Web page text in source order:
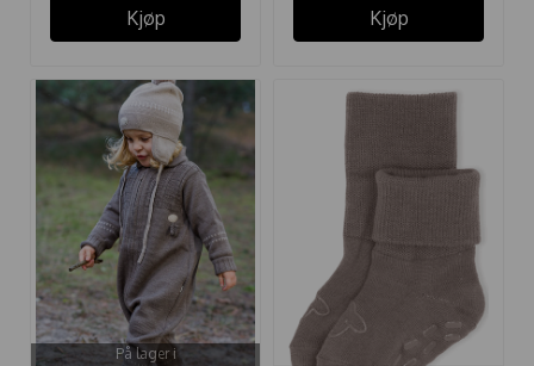
Kjøp Kjøp
På lager i